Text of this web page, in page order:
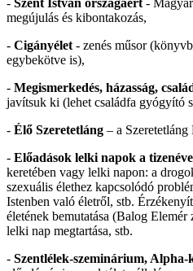
megújulás és kibontakozás,
- Cigányélet - zenés műsor
egybekötve is),
- Megismerkedés, házasság,
javítsuk ki (lehet családfa gyógyító
- Élő Szeretetláng – a
- Előadások lelki napok a
keretében vagy lelki napon: a
szexuális élethez kapcsolódó
Istenben való életről, stb.
életének bemutatása (Balog
lelki nap megtartása, stb.
- Szentlélek-szeminárium, Alpha-